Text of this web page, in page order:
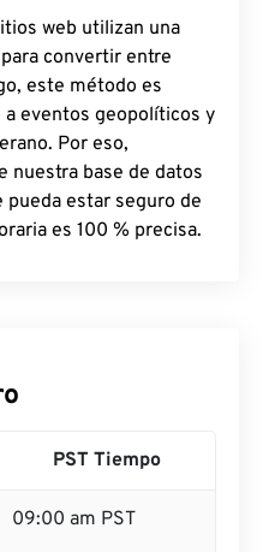
web utilizan una
convertir entre
este método es
eventos geopolíticos y
Por eso,
nuestra base de datos
pueda estar seguro de
es 100 % precisa.
PST Tiempo
09:00 am PST